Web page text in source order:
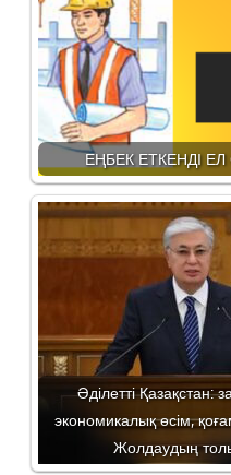
ЕҢБЕК ЕТКЕНДІ
Әділетті Қазақстан:
экономикалық өсім,
Жолдаудың